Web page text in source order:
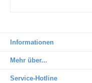
Informationen
Mehr über...
Service-Hotline